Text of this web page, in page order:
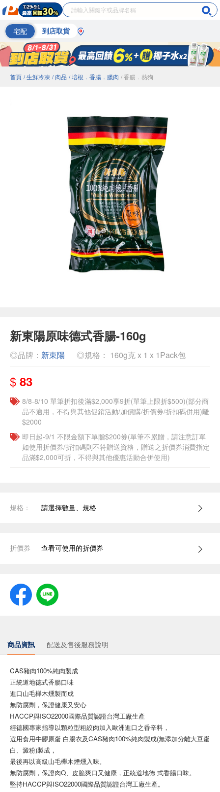
宅配 到店取貨
首頁 / 生鮮冷凍 / 肉品 / 培根．香腸．臘肉 / 香腸．熱狗
新東陽原味德式香腸-160g
◎品牌： 新東陽 ◎規格： 160g克 x 1 x 1Pack包
$ 83
8/8-8/10 單筆折扣後滿$2,000享9折(單筆上限折$500)(部分商
品不適用，不得與其他促銷活動/加價購/折價券/折扣碼併用)離
$2000
即日起-9/1 不限金額下單贈$200券(單筆不累贈，請注意訂單
如使用折價券/折扣碼則不符贈送資格，贈送之折價券消費指定
品滿$2,000可折，不得與其他優惠活動合併使用)
規格： 請選擇數量、規格
折價券 查看可使用的折價券
商品資訊 配送及售後服務說明
CAS豬肉100%純肉製成
正統道地德式香腸口味
進口山毛櫸木燻製而成
無防腐劑，保證健康又安心
HACCP與ISO22000國際品質認證台灣工廠生產
經德國專家指導以顆粒型粗絞肉加入歐洲進口之香辛料，
選用食用牛膠原蛋 白腸衣及CAS豬肉100%純肉製成(無添加分離大豆蛋
白、澱粉)製成，
最後再以高級山毛櫸木煙燻入味。
無防腐劑，保證肉Q、皮脆爽口又健康，正統道地德 式香腸口味。
堅持HACCP與ISO22000國際品質認證台灣工廠生產。